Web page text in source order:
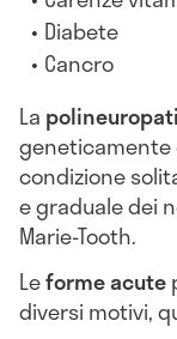
Diabete
Cancro
La
geneticamente
condizione
e graduale dei
Marie-Tooth.
Leforme acute
diversi motivi,